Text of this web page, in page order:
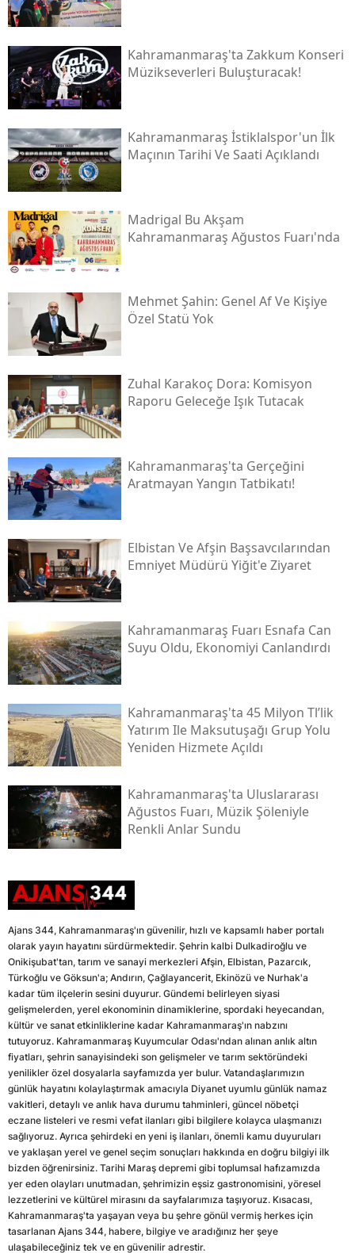
Kahramanmaraş'ta Zakkum Konseri
Müzikseverleri Buluşturacak!
Kahramanmaraş İstiklalspor'un İlk
Maçının Tarihi Ve Saati Açıklandı
Madrigal Bu Akşam
Kahramanmaraş Ağustos Fuarı'nda
Mehmet Şahin: Genel Af Ve Kişiye
Özel Statü Yok
Zuhal Karakoç Dora: Komisyon
Raporu Geleceğe Işık Tutacak
Kahramanmaraş'ta Gerçeğini
Aratmayan Yangın Tatbikatı!
Elbistan Ve Afşin Başsavcılarından
Emniyet Müdürü Yiğit'e Ziyaret
Kahramanmaraş Fuarı Esnafa Can
Suyu Oldu, Ekonomiyi Canlandırdı
Kahramanmaraş'ta 45 Milyon Tl’lik
Yatırım Ile Maksutuşağı Grup Yolu
Yeniden Hizmete Açıldı
Kahramanmaraş'ta Uluslararası
Ağustos Fuarı, Müzik Şöleniyle
Renkli Anlar Sundu
Ajans 344, Kahramanmaraş'ın güvenilir, hızlı ve kapsamlı haber portalı
olarak yayın hayatını sürdürmektedir. Şehrin kalbi Dulkadiroğlu ve
Onikişubat'tan, tarım ve sanayi merkezleri Afşin, Elbistan, Pazarcık,
Türkoğlu ve Göksun'a; Andırın, Çağlayancerit, Ekinözü ve Nurhak'a
kadar tüm ilçelerin sesini duyurur. Gündemi belirleyen siyasi
gelişmelerden, yerel ekonominin dinamiklerine, spordaki heyecandan,
kültür ve sanat etkinliklerine kadar Kahramanmaraş'ın nabzını
tutuyoruz. Kahramanmaraş Kuyumcular Odası'ndan alınan anlık altın
fiyatları, şehrin sanayisindeki son gelişmeler ve tarım sektöründeki
yenilikler özel dosyalarla sayfamızda yer bulur. Vatandaşlarımızın
günlük hayatını kolaylaştırmak amacıyla Diyanet uyumlu günlük namaz
vakitleri, detaylı ve anlık hava durumu tahminleri, güncel nöbetçi
eczane listeleri ve resmi vefat ilanları gibi bilgilere kolayca ulaşmanızı
sağlıyoruz. Ayrıca şehirdeki en yeni iş ilanları, önemli kamu duyuruları
ve yaklaşan yerel ve genel seçim sonuçları hakkında en doğru bilgiyi ilk
bizden öğrenirsiniz. Tarihi Maraş depremi gibi toplumsal hafızamızda
yer eden olayları unutmadan, şehrimizin eşsiz gastronomisini, yöresel
lezzetlerini ve kültürel mirasını da sayfalarımıza taşıyoruz. Kısacası,
Kahramanmaraş'ta yaşayan veya bu şehre gönül vermiş herkes için
tasarlanan Ajans 344, habere, bilgiye ve aradığınız her şeye
ulaşabileceğiniz tek ve en güvenilir adrestir.